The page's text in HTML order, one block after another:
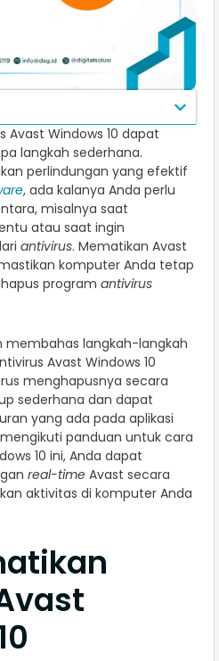
Windows 10 dapat
langkah sederhana.
perlindungan yang efektif
, ada kalanya Anda perlu
misalnya saat
atau saat ingin
antivirus. Mematikan Avast
komputer Anda tetap
program antivirus
membahas langkah-langkah
Avast Windows 10
menghapusnya secara
sederhana dan dapat
yang ada pada aplikasi
panduan untuk cara
10 ini, Anda dapat
real-time Avast secara
aktivitas di komputer Anda